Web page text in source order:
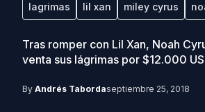
lagrimas lil xan miley cyrus
Tras romper con Lil Xan, Noah
venta sus lágrimas por $12.000
By Andrés Tabordaseptiembre 25, 2018